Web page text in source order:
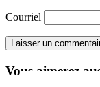
Courriel
Vous aimerez